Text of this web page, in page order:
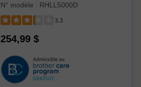
N° modèle : RHLL5000D
3.3
3.3
of
5
stars
254,99 $